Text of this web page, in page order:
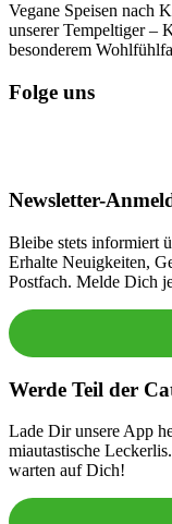
Vegane Speisen nach
unserer Tempeltiger –
besonderem
Folge uns
Newsletter-
Bleibe stets informiert
Erhalte Neuigkeiten,
Postfach. Melde Dich
Werde Teil der
Lade Dir unsere App
miautastische
warten auf Dich!